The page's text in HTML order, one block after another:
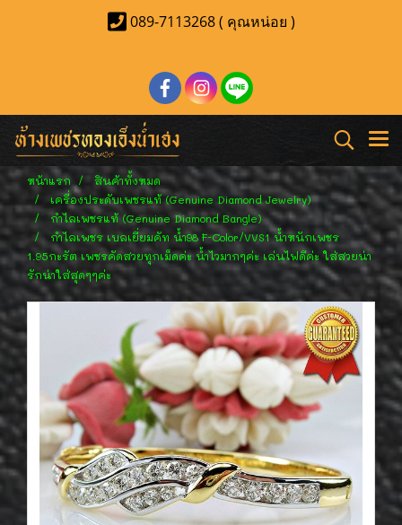
089-7113268 ( คุณหน่อย )
หน้าแรก
สินค้าทั้งหมด
เครื่องประดับเพชรแท้ (Genuine Diamond Jewelry)
กำไลเพชรแท้ (Genuine Diamond Bangle)
กำไลเพชร เบลเยี่ยมคัท น้ำ98 F-Color/VVS1 น้ำหนักเพชร
1.95กะรัต เพชรคัดสวยทุกเม็ดค่ะ น้ำไวมากๆค่ะ เล่นไฟดีค่ะ ใส่สวยน่า
รักน่าใส่สุดๆๆค่ะ